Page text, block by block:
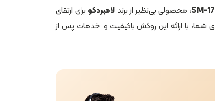
، محصولی بی‌نظیر از برند لامبردکو برای ارتقای
شما، با ارائه این روکش باکیفیت و خدمات پس از